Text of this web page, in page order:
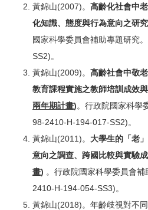
黃錦山(2007)。 高齡化社會中
化知識、態度與行為意向之研究
國家科學委員會補助專題研究
SS2)。
黃錦山(2009)。 高齡社會中敬
教育課程實施之教師培訓成效
兩年期計畫)。行政院國家科學
98-2410-H-194-017-SS2)。
黃錦山(2011)。 大學生的「老
意向之調查、跨國比較與實驗
畫) 。行政院國家科學委員會
2410-H-194-054-SS3)。
黃錦山(2018)。年齡歧視對不